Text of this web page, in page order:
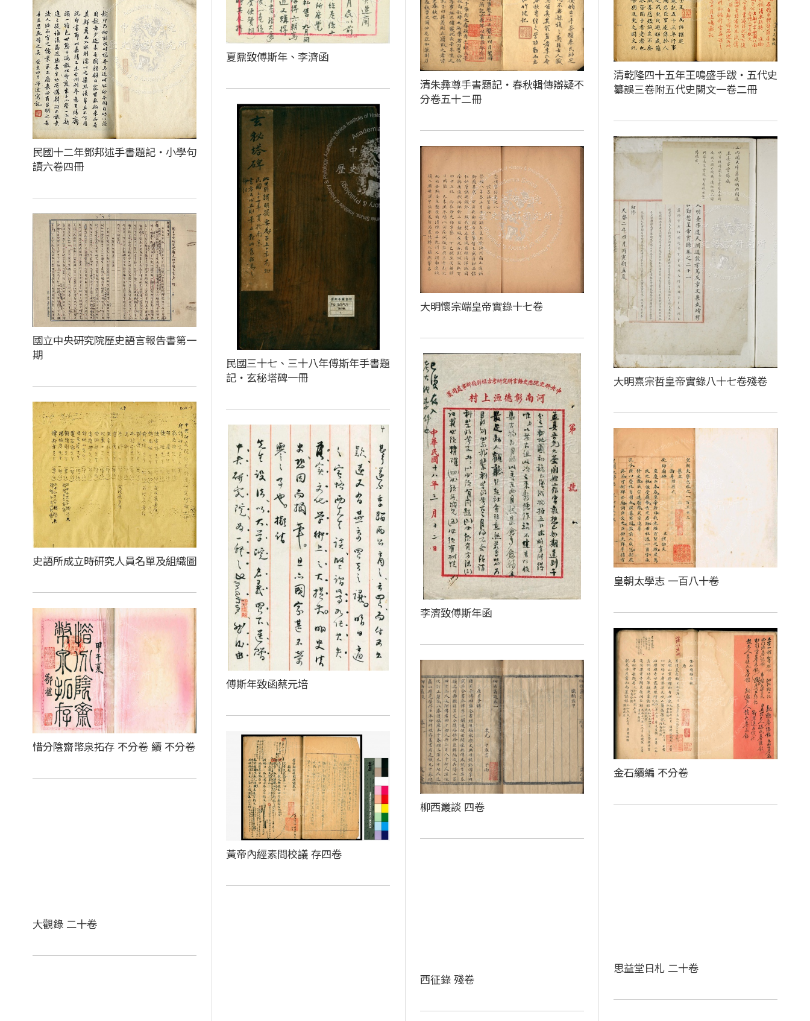
夏鼐致傅斯年、李濟函
清朱彝尊手書題記‧春秋輯傳辯疑不
分卷五十二冊
清乾隆四十五年王鳴盛手跋‧五代史
纂誤三卷附五代史闕文一卷二冊
民國十二年鄧邦述手書題記‧小學句
讀六卷四冊
民國三十七、三十八年傅斯年手書題
記‧玄秘塔碑一冊
大明熹宗哲皇帝實錄八十七卷殘卷
大明懷宗端皇帝實錄十七卷
國立中央研究院歷史語言報告書第一
期
李濟致傅斯年函
史語所成立時研究人員名單及組織圖
傅斯年致函蔡元培
皇朝太學志 一百八十卷
惜分陰齋幣泉拓存 不分卷 續 不分卷
金石續編 不分卷
柳西叢談 四卷
黃帝內經素問校議 存四卷
大觀錄 二十卷
思益堂日札 二十卷
西征錄 殘卷